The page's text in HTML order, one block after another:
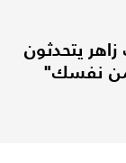
يتحدثون
من نفسك"